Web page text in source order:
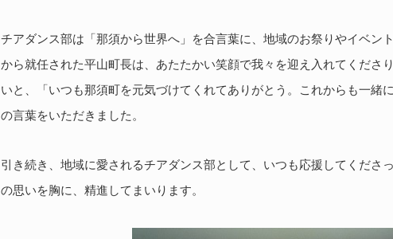
チアダンス部は「那須から世界へ」を合言葉に、地域のお祭りやイベン
から就任された平山町長は、あたたかい笑顔で我々を迎え入れてくださ
いと、「いつも那須町を元気づけてくれてありがとう。これからも一緒
の言葉をいただきました。
引き続き、地域に愛されるチアダンス部として、いつも応援してくださ
の思いを胸に、精進してまいります。